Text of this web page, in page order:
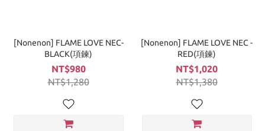
[Nonenon] FLAME LOVE NEC-
BLACK(項鍊)
NT$980
NT$1,280
[Nonenon] FLAME LOVE NEC -
RED(項鍊)
NT$1,020
NT$1,380